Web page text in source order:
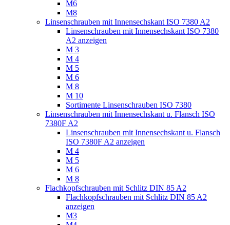
M6
M8
Linsenschrauben mit Innensechskant ISO 7380 A2
Linsenschrauben mit Innensechskant ISO 7380
A2 anzeigen
M 3
M 4
M 5
M 6
M 8
M 10
Sortimente Linsenschrauben ISO 7380
Linsenschrauben mit Innensechskant u. Flansch ISO
7380F A2
Linsenschrauben mit Innensechskant u. Flansch
ISO 7380F A2 anzeigen
M 4
M 5
M 6
M 8
Flachkopfschrauben mit Schlitz DIN 85 A2
Flachkopfschrauben mit Schlitz DIN 85 A2
anzeigen
M3